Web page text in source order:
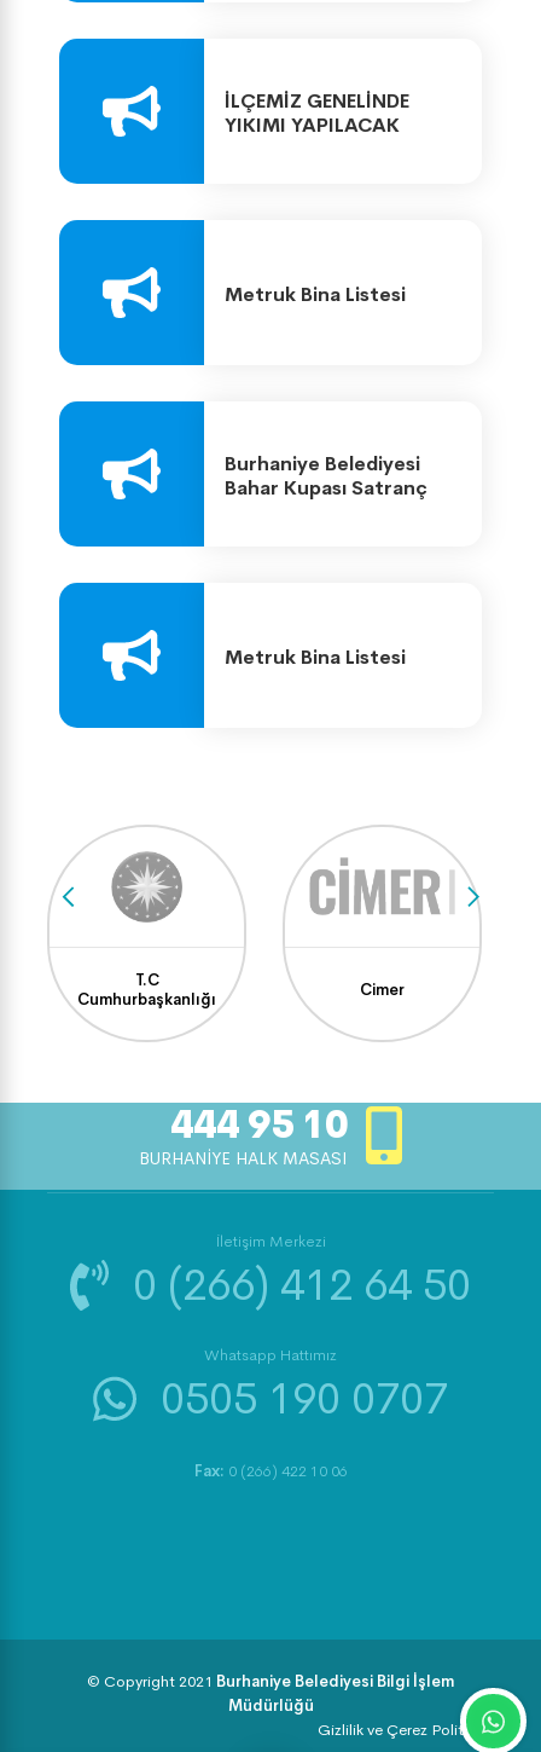
İLÇEMİZ GENELİNDE
YIKIMI YAPILACAK
Metruk Bina Listesi
Burhaniye Belediyesi
Bahar Kupası Satranç
Metruk Bina Listesi
T.C
Cumhurbaşkanlığı
Cimer
444 95 10
BURHANİYE HALK MASASI
İletişim Merkezi
0 (266) 412 64 50
Whatsapp Hattımız
0505 190 0707
Fax: 0 (266) 422 10 06
© Copyright 2021 Burhaniye Belediyesi Bilgi İşlem
Müdürlüğü
Gizlilik ve Çerez Politikası